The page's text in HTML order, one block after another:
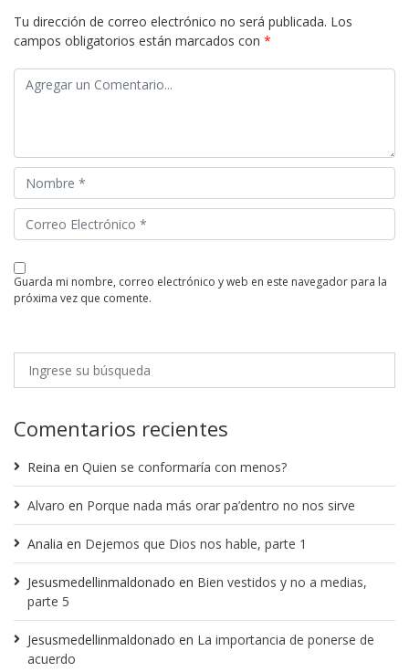
Tu dirección de correo electrónico no será publicada. Los
campos obligatorios están marcados con *
guarda mi nombre, correo electrónico y web en este navegador para la
próxima vez que comente.
Comentarios recientes
Reina en Quien se conformaría con menos?
Alvaro en Porque nada más orar pa’dentro no nos sirve
Analia en Dejemos que Dios nos hable, parte 1
Jesusmedellinmaldonado en Bien vestidos y no a medias,
parte 5
Jesusmedellinmaldonado en La importancia de ponerse de
acuerdo